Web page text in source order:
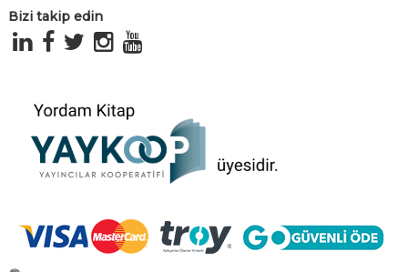
Bizi takip edin